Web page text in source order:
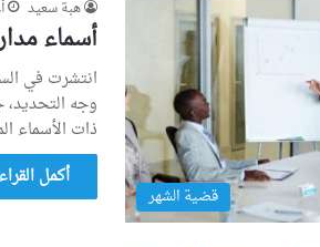
قضية الشهر
هبة سعيد
أسماء
انتشرت في
وجه
ذات الأسماء
أكمل